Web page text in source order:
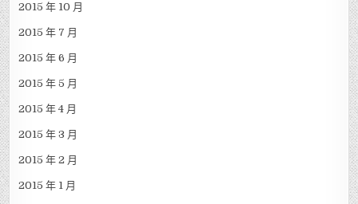
2015 年 10 月
2015 年 7 月
2015 年 6 月
2015 年 5 月
2015 年 4 月
2015 年 3 月
2015 年 2 月
2015 年 1 月